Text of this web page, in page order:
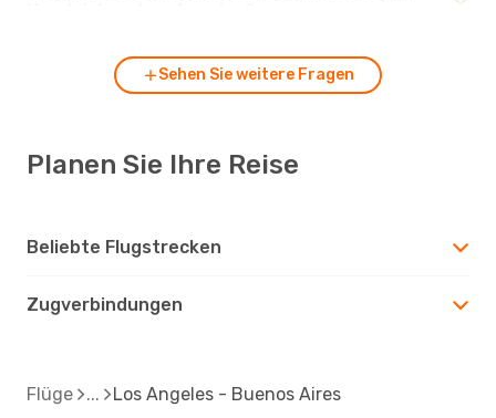
Sehen Sie weitere Fragen
Planen Sie Ihre Reise
Beliebte Flugstrecken
Zugverbindungen
Flüge Los Angeles - Buenos Aires